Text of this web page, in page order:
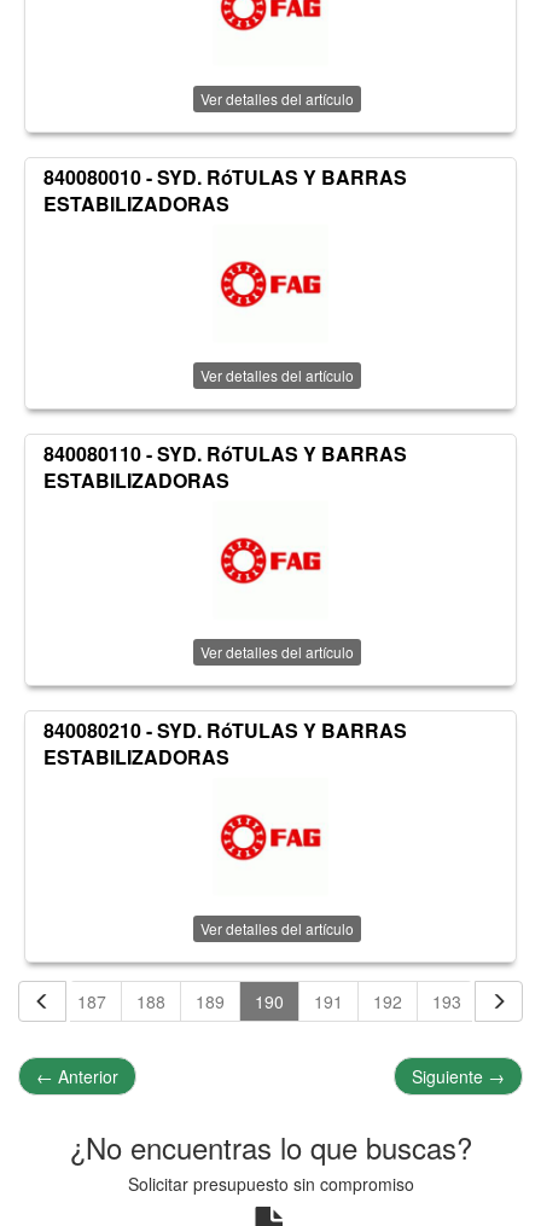
Ver detalles del artículo
840080010 - SYD. RóTULAS Y BARRAS
ESTABILIZADORAS
Ver detalles del artículo
840080110 - SYD. RóTULAS Y BARRAS
ESTABILIZADORAS
Ver detalles del artículo
840080210 - SYD. RóTULAS Y BARRAS
ESTABILIZADORAS
Ver detalles del artículo
186 187 188 189 190 191 192 193 194
← Anterior Siguiente →
¿No encuentras lo que buscas?
Solicitar presupuesto sin compromiso